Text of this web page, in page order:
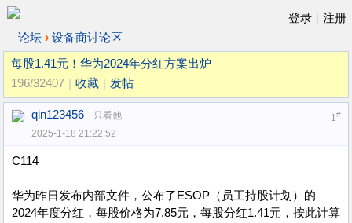
登录
注册
论坛 › 设备商讨论区
每股1.41元！华为2024年分红方案出炉
196/32407
收藏 发帖
1#
qin123456
只看他
2025-1-18 21:22:52
C114
华为昨日发布内部文件，公布了ESOP（员工持股计划）的
2024年度分红，每股价格为7.85元，每股分红1.41元，按此计算